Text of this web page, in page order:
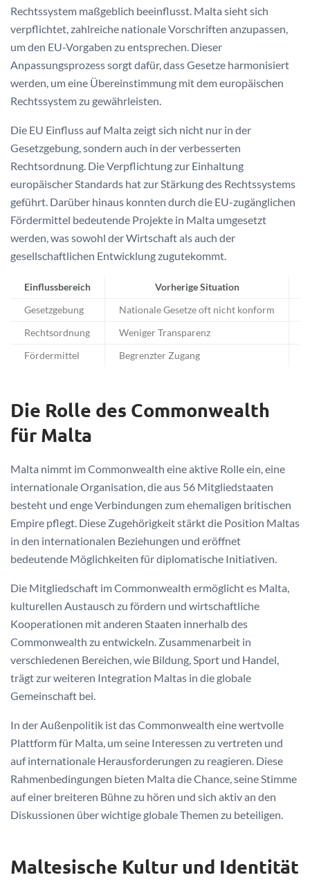
Rechtssystem maßgeblich beeinflusst. Malta sieht sich
verpflichtet, zahlreiche nationale Vorschriften anzupassen,
um den EU-Vorgaben zu entsprechen. Dieser
Anpassungsprozess sorgt dafür, dass Gesetze harmonisiert
werden, um eine Übereinstimmung mit dem europäischen
Rechtssystem zu gewährleisten.
Die EU Einfluss auf Malta zeigt sich nicht nur in der
Gesetzgebung, sondern auch in der verbesserten
Rechtsordnung. Die Verpflichtung zur Einhaltung
europäischer Standards hat zur Stärkung des Rechtssystems
geführt. Darüber hinaus konnten durch die EU-zugänglichen
Fördermittel bedeutende Projekte in Malta umgesetzt
werden, was sowohl der Wirtschaft als auch der
gesellschaftlichen Entwicklung zugutekommt.
Einflussbereich Vorherige Situation
Gesetzgebung Nationale Gesetze oft nicht konform
Rechtsordnung Weniger Transparenz
Fördermittel Begrenzter Zugang
Die Rolle des Commonwealth
für Malta
Malta nimmt im Commonwealth eine aktive Rolle ein, eine
internationale Organisation, die aus 56 Mitgliedstaaten
besteht und enge Verbindungen zum ehemaligen britischen
Empire pflegt. Diese Zugehörigkeit stärkt die Position Maltas
in den internationalen Beziehungen und eröffnet
bedeutende Möglichkeiten für diplomatische Initiativen.
Die Mitgliedschaft im Commonwealth ermöglicht es Malta,
kulturellen Austausch zu fördern und wirtschaftliche
Kooperationen mit anderen Staaten innerhalb des
Commonwealth zu entwickeln. Zusammenarbeit in
verschiedenen Bereichen, wie Bildung, Sport und Handel,
trägt zur weiteren Integration Maltas in die globale
Gemeinschaft bei.
In der Außenpolitik ist das Commonwealth eine wertvolle
Plattform für Malta, um seine Interessen zu vertreten und
auf internationale Herausforderungen zu reagieren. Diese
Rahmenbedingungen bieten Malta die Chance, seine Stimme
auf einer breiteren Bühne zu hören und sich aktiv an den
Diskussionen über wichtige globale Themen zu beteiligen.
Maltesische Kultur und Identität